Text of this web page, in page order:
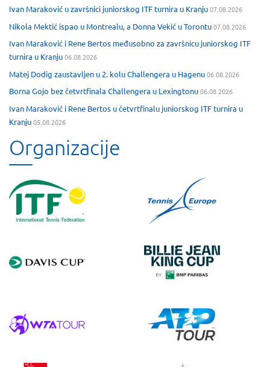
Ivan Maraković u završnici juniorskog ITF turnira u Kranju07.08.2026
Nikola Mektić ispao u Montrealu, a Donna Vekić u Torontu07.08.2026
Ivan Maraković i Rene Bertos međusobno za završnicu juniorskog ITF
turnira u Kranju06.08.2026
Matej Dodig zaustavljen u 2. kolu Challengera u Hagenu06.08.2026
Borna Gojo bez četvrtfinala Challengera u Lexingtonu06.08.2026
Ivan Maraković i Rene Bertos u četvrtfinalu juniorskog ITF turnira u
Kranju05.08.2026
Organizacije